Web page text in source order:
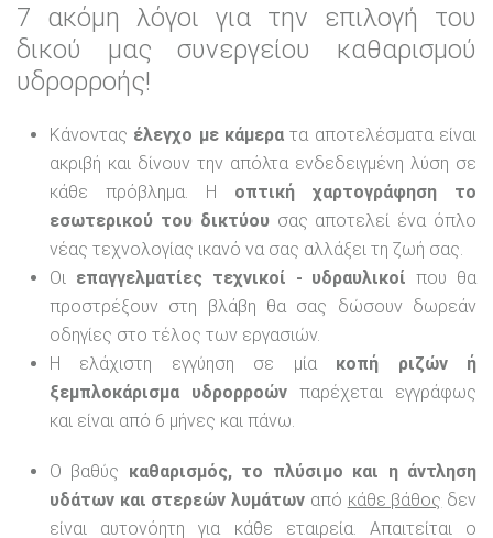
7 ακόμη λόγοι για την επιλογή του
δικού μας συνεργείου καθαρισμού
υδρορροής!
Κάνοντας έλεγχο με κάμερα τα αποτελέσματα είναι
ακριβή και δίνουν την απόλτα ενδεδειγμένη λύση σε
κάθε πρόβλημα. Η οπτική χαρτογράφηση το
εσωτερικού του δικτύουσας αποτελεί ένα όπλο
νέας τεχνολογίας ικανό να σας αλλάξει τη ζωή σας.
Οι επαγγελματίες τεχνικοί - υδραυλικοί που θα
προστρέξουν στη βλάβη θα σας δώσουν δωρεάν
οδηγίες στο τέλος των εργασιών.
Η ελάχιστη εγγύηση σε μία κοπή ριζών ή
ξεμπλοκάρισμα υδρορροών παρέχεται εγγράφως
και είναι από 6 μήνες και πάνω.
Ο βαθύς καθαρισμός, το πλύσιμο και η άντληση
υδάτων και στερεών λυμάτων από κάθε βάθος δεν
είναι αυτονόητη για κάθε εταιρεία. Απαιτείται ο